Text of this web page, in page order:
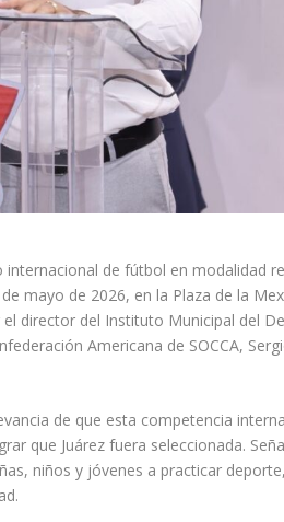
internacional de fútbol en modalidad
mayo de 2026, en la Plaza de la
director del Instituto Municipal del
Americana de SOCCA,
de que esta competencia
que Juárez fuera seleccionada.
niños y jóvenes a practicar